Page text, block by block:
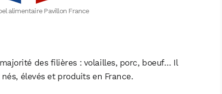
alimentaire Pavillon France
des filières : volailles, porc, boeuf… Il
élevés et produits en France.